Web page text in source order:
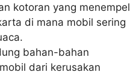
kotoran yang menempel
di mana mobil sering
bahan-bahan
dari kerusakan